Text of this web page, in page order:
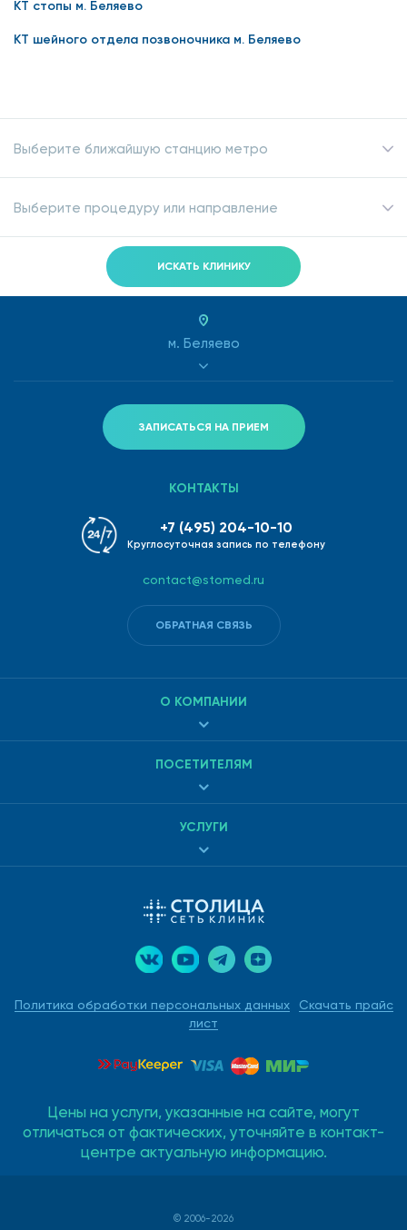
КТ стопы м. Беляево
КТ шейного отдела позвоночника м. Беляево
Выберите ближайшую станцию метро
Выберите процедуру или направление
ИСКАТЬ КЛИНИКУ
м. Беляево
ЗАПИСАТЬСЯ НА ПРИЕМ
Политика обработки персональных данных
Скачать прайс
лист
О КОМПАНИИ
ПОСЕТИТЕЛЯМ
УСЛУГИ
КОНТАКТЫ
+7 (495) 204-10-10
Круглосуточная запись по телефону
contact@stomed.ru
ОБРАТНАЯ СВЯЗЬ
Цены на услуги, указанные на сайте, могут
отличаться от фактических, уточняйте в контакт-
центре актуальную информацию.
© 2006-2026